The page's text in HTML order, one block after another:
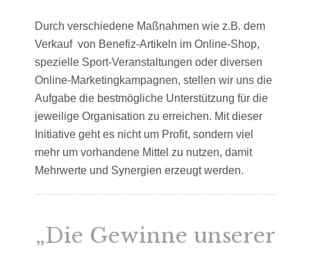
Durch verschiedene Maßnahmen wie z.B. dem
Verkauf von Benefiz-Artikeln im Online-Shop,
spezielle Sport-Veranstaltungen oder diversen
Online-Marketingkampagnen, stellen wir uns die
Aufgabe die bestmögliche Unterstützung für die
jeweilige Organisation zu erreichen. Mit dieser
Initiative geht es nicht um Profit, sondern viel
mehr um vorhandene Mittel zu nutzen, damit
Mehrwerte und Synergien erzeugt werden.
„Die Gewinne unserer